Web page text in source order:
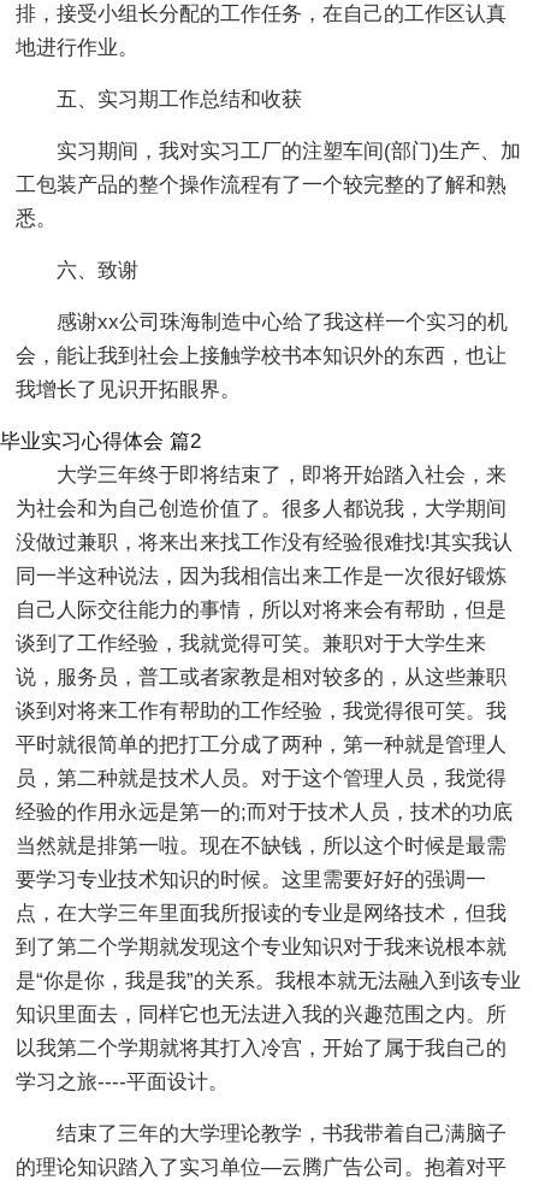
排，接受小组长分配的工作任务，在自己的工作区认真
地进行作业。
五、实习期工作总结和收获
实习期间，我对实习工厂的注塑车间(部门)生产、加
工包装产品的整个操作流程有了一个较完整的了解和熟
悉。
六、致谢
感谢xx公司珠海制造中心给了我这样一个实习的机
会，能让我到社会上接触学校书本知识外的东西，也让
我增长了见识开拓眼界。
毕业实习心得体会 篇2
大学三年终于即将结束了，即将开始踏入社会，来
为社会和为自己创造价值了。很多人都说我，大学期间
没做过兼职，将来出来找工作没有经验很难找!其实我认
同一半这种说法，因为我相信出来工作是一次很好锻炼
自己人际交往能力的事情，所以对将来会有帮助，但是
谈到了工作经验，我就觉得可笑。兼职对于大学生来
说，服务员，普工或者家教是相对较多的，从这些兼职
谈到对将来工作有帮助的工作经验，我觉得很可笑。我
平时就很简单的把打工分成了两种，第一种就是管理人
员，第二种就是技术人员。对于这个管理人员，我觉得
经验的作用永远是第一的;而对于技术人员，技术的功底
当然就是排第一啦。现在不缺钱，所以这个时候是最需
要学习专业技术知识的时候。这里需要好好的强调一
点，在大学三年里面我所报读的专业是网络技术，但我
到了第二个学期就发现这个专业知识对于我来说根本就
是“你是你，我是我”的关系。我根本就无法融入到该专业
知识里面去，同样它也无法进入我的兴趣范围之内。所
以我第二个学期就将其打入冷宫，开始了属于我自己的
学习之旅----平面设计。
结束了三年的大学理论教学，书我带着自己满脑子
的理论知识踏入了实习单位—云腾广告公司。抱着对平